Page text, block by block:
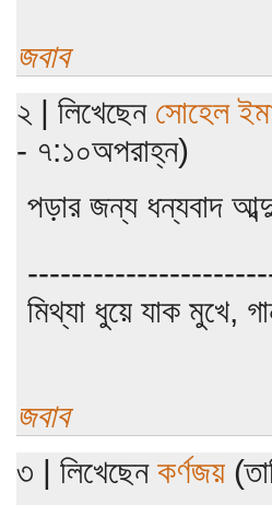
জবাব
২ | লিখেছেন সোহেল
- ৭:১০অপরাহ্ন)
পড়ার জন্য ধন্যবাদ
মিথ্যা ধুয়ে যাক মুখে,
জবাব
৩ | লিখেছেন কর্ণজয়